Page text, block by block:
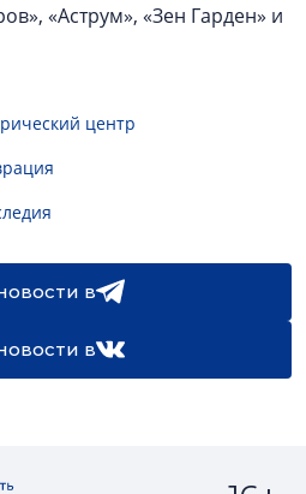
«Аструм», «Зен Гарден» и
центр
в
в